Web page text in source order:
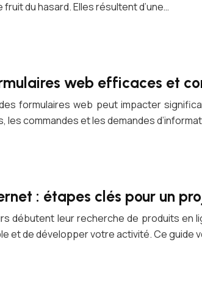
du hasard. Elles résultent d’une…
web efficaces et
formulaires web peut impacter
commandes et les demandes
: étapes clés pour un
débutent leur recherche de produits
et de développer votre activité. Ce guide